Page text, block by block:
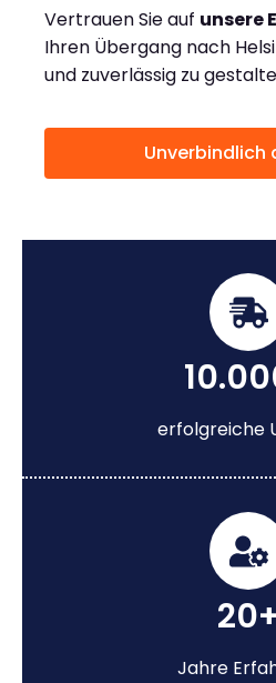
Vertrauen Sie auf unsere
Ihren Übergang nach
und zuverlässig zu
Unverbindlich
erfolgreiche
20+
Jahre